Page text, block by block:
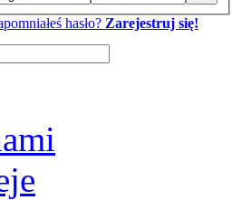
hasło? Zarejestruj się!